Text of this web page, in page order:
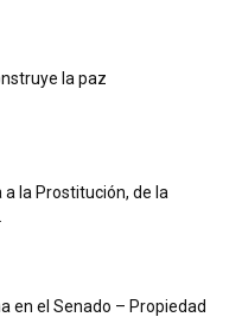
la paz
a la Prostitución, de la
en el Senado – Propiedad